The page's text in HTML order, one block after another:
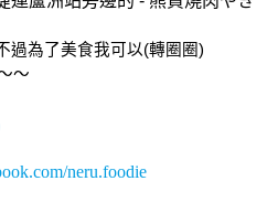
過為了美食我可以(轉圈圈)
～
neru.foodie